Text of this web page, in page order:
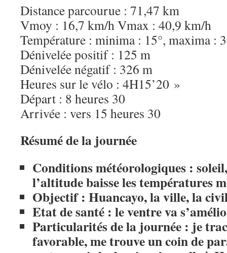
Distance parcourue : 71,47 km
Vmoy : 16,7 km/h Vmax : 40,9 km/h
Température : minima : 15°, maxima :
Dénivelée positif : 125 m
Dénivelée négatif : 326 m
Heures sur le vélo : 4H15’20 »
Départ : 8 heures 30
Arrivée : vers 15 heures 30
Résumé de la journée
Conditions météorologiques :
l’altitude baisse les températures
Objectif : Huancayo, la ville, la
Etat de santé : le ventre va
Particularités de la journée : je
favorable, me trouve un coin de